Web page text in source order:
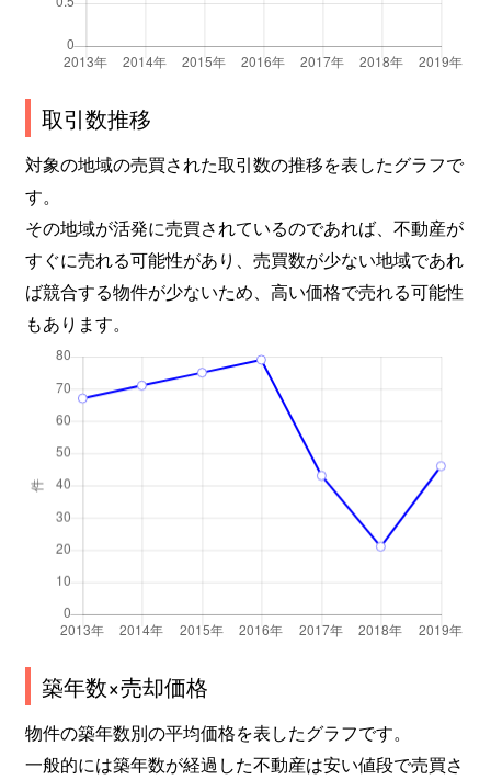
取引数推移
対象の地域の売買された取引数の推移を表したグラフで
す。
その地域が活発に売買されているのであれば、不動産が
すぐに売れる可能性があり、売買数が少ない地域であれ
ば競合する物件が少ないため、高い価格で売れる可能性
もあります。
築年数×売却価格
物件の築年数別の平均価格を表したグラフです。
一般的には築年数が経過した不動産は安い値段で売買さ